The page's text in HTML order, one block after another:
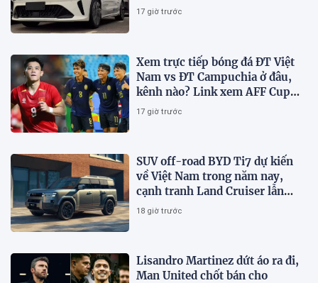
17 giờ trước
Xem trực tiếp bóng đá ĐT Việt
Nam vs ĐT Campuchia ở đâu,
kênh nào? Link xem AFF Cup
2026 trên VTV3, VTV6
17 giờ trước
SUV off-road BYD Ti7 dự kiến
về Việt Nam trong năm nay,
cạnh tranh Land Cruiser lẫn
Defender
18 giờ trước
Lisandro Martinez dứt áo ra đi,
Man United chốt bán cho